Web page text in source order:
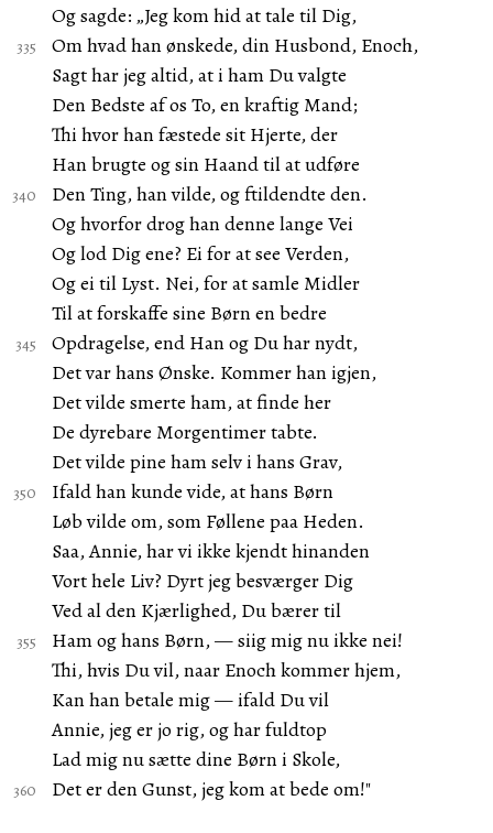
Og sagde: „Jeg kom hid at tale til Dig,
Om hvad han ønskede, din Husbond, Enoch,
Sagt har jeg altid, at i ham Du valgte
Den Bedste af os To, en kraftig Mand;
Thi hvor han fæstede sit Hjerte, der
Han brugte og sin Haand til at udføre
Den Ting, han vilde, og ftildendte den.
Og hvorfor drog han denne lange Vei
Og lod Dig ene? Ei for at see Verden,
Og ei til Lyst. Nei, for at samle Midler
Til at forskaffe sine Børn en bedre
Opdragelse, end Han og Du har nydt,
Det var hans Ønske. Kommer han igjen,
Det vilde smerte ham, at finde her
De dyrebare Morgentimer tabte.
Det vilde pine ham selv i hans Grav,
Ifald han kunde vide, at hans Børn
Løb vilde om, som Føllene paa Heden.
Saa, Annie, har vi ikke kjendt hinanden
Vort hele Liv? Dyrt jeg besværger Dig
Ved al den Kjærlighed, Du bærer til
Ham og hans Børn, — siig mig nu ikke nei!
Thi, hvis Du vil, naar Enoch kommer hjem,
Kan han betale mig — ifald Du vil
Annie, jeg er jo rig, og har fuldtop
Lad mig nu sætte dine Børn i Skole,
Det er den Gunst, jeg kom at bede om!"